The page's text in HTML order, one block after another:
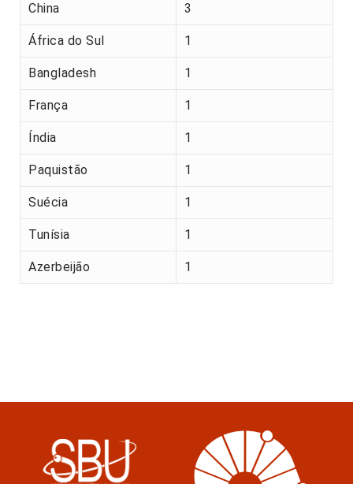
China 3
África do Sul 1
Bangladesh 1
França 1
Índia 1
Paquistão 1
Suécia 1
Tunísia 1
Azerbeijão 1